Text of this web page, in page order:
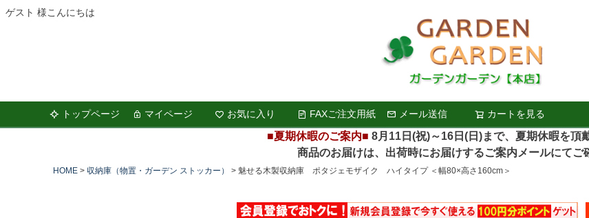
ゲスト 様こんにちは
トップページ
マイページ お気に入り FAXご注文用紙 メール送信 カートを見る
検索
■夏期休暇のご案内■ 8月11日(祝)～16日(日)まで、夏期休暇を頂
商品のお届けは、出荷時にお届けするご案内メールにてご確
HOME 収納庫（物置・ガーデン ストッカー） 魅せる木製収納庫 ポタジェモザイク ハイタイプ ＜幅80×高さ160cm＞